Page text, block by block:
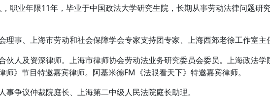
职业年限11年，毕业于中国政法大学研究生院，长期从事劳动法律问题研
理事、上海市劳动和社会保障学会专家支持团专家、上海西郊老徐工作室主
伙人及资深律师。上海市律师协会劳动法业务研究委员会委员。上海政法
》节目特邀嘉宾律师。阿基米德FM《法眼看天下》特邀嘉宾律师。
事争议仲裁院庭长、上海第二中级人民法院庭长助理。